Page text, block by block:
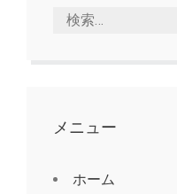
メニュー
ホーム